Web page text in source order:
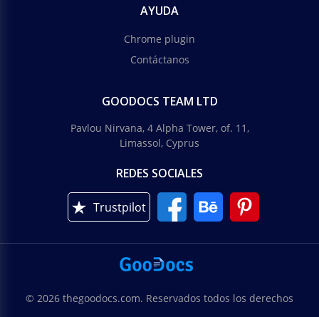
AYUDA
Chrome plugin
Contáctanos
GOODOCS TEAM LTD
Pavlou Nirvana, 4 Alpha Tower, of. 11,
Limassol, Cyprus
REDES SOCIALES
Trustpilot
© 2026 thegoodocs.com. Reservados todos los derechos